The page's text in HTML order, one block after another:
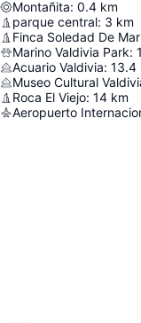
Montañita: 0.4 km
parque central: 3 km
Finca Soledad De
Marino Valdivia Park:
Acuario Valdivia: 13.4
Museo Cultural
Roca El Viejo: 14 km
Aeropuerto